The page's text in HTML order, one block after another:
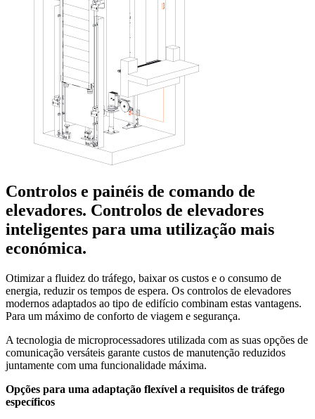
Controlos e painéis de comando de
elevadores. Controlos de elevadores
inteligentes para uma utilização mais
económica.
Otimizar a fluidez do tráfego, baixar os custos e o consumo de
energia, reduzir os tempos de espera. Os controlos de elevadores
modernos adaptados ao tipo de edifício combinam estas vantagens.
Para um máximo de conforto de viagem e segurança.
A tecnologia de microprocessadores utilizada com as suas opções de
comunicação versáteis garante custos de manutenção reduzidos
juntamente com uma funcionalidade máxima.
Opções para uma adaptação flexível a requisitos de tráfego
específicos